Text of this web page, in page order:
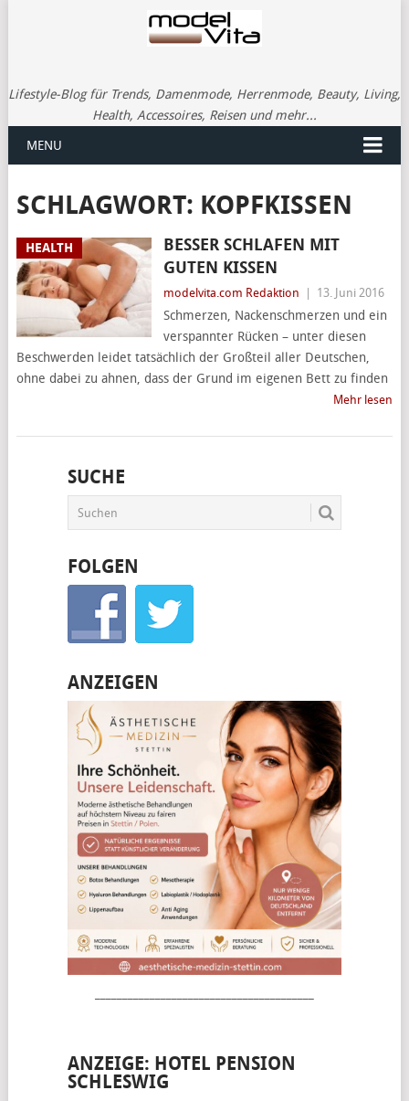
Lifestyle-Blog für Trends, Damenmode, Herrenmode, Beauty, Living,
Health, Accessoires, Reisen und mehr...
MENU
SCHLAGWORT: KOPFKISSEN
HEALTH
BESSER SCHLAFEN MIT
GUTEN KISSEN
modelvita.com Redaktion 13. Juni 2016
Schmerzen, Nackenschmerzen und ein
verspannter Rücken – unter diesen
Beschwerden leidet tatsächlich der Großteil aller Deutschen,
ohne dabei zu ahnen, dass der Grund im eigenen Bett zu finden
Mehr lesen
SUCHE
FOLGEN
ANZEIGEN
ANZEIGE: HOTEL PENSION
SCHLESWIG